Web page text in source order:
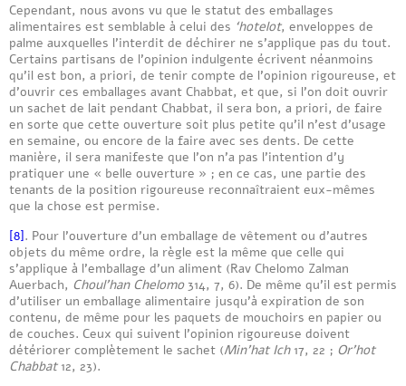
Cependant, nous avons vu que le statut des emballages
alimentaires est semblable à celui des ‘hotelot, enveloppes de
palme auxquelles l’interdit de déchirer ne s’applique pas du tout.
Certains partisans de l’opinion indulgente écrivent néanmoins
qu’il est bon, a priori, de tenir compte de l’opinion rigoureuse, et
d’ouvrir ces emballages avant Chabbat, et que, si l’on doit ouvrir
un sachet de lait pendant Chabbat, il sera bon, a priori, de faire
en sorte que cette ouverture soit plus petite qu’il n’est d’usage
en semaine, ou encore de la faire avec ses dents. De cette
manière, il sera manifeste que l’on n’a pas l’intention d’y
pratiquer une « belle ouverture » ; en ce cas, une partie des
tenants de la position rigoureuse reconnaîtraient eux-mêmes
que la chose est permise.
[8]. Pour l’ouverture d’un emballage de vêtement ou d’autres
objets du même ordre, la règle est la même que celle qui
s’applique à l’emballage d’un aliment (Rav Chelomo Zalman
Auerbach, Choul’han Chelomo314, 7, 6). De même qu’il est permis
d’utiliser un emballage alimentaire jusqu’à expiration de son
contenu, de même pour les paquets de mouchoirs en papier ou
de couches. Ceux qui suivent l’opinion rigoureuse doivent
détériorer complètement le sachet (Min’hat Ich17, 22 ; Or’hot
Chabbat12, 23).